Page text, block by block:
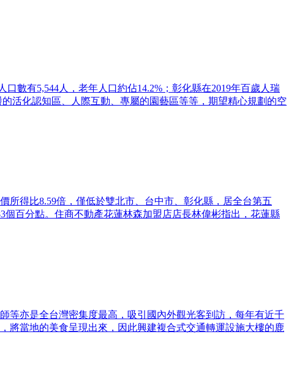
數有5,544人，老年人口約佔14.2%；彰化縣在2019年百歲人瑞
活化認知區、人際互動、專屬的園藝區等等，期望精心規劃的空
所得比8.59倍，僅低於雙北市、台中市、彰化縣，居全台第五
百分點。住商不動產花蓮林森加盟店店長林偉彬指出，花蓮縣
等亦是全台灣密集度最高，吸引國內外觀光客到訪，每年有近千
將當地的美食呈現出來，因此興建複合式交通轉運設施大樓的鹿